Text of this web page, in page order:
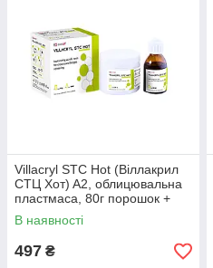
Villacryl STC Hot (Віллакрил
СТЦ Хот) A2, облицювальна
пластмаса, 80г порошок +
40мл рідина
В наявності
497 ₴